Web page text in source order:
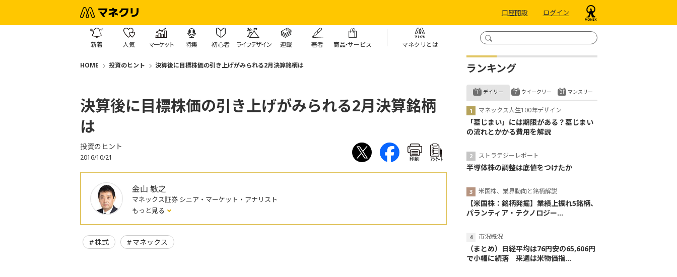
口座開設 ログイン
新着 人気 マーケット 特集 初心者 ライフデザイン 連載 著者 商品・サービス マネクリとは
HOME 投資のヒント 決算後に目標株価の引き上げがみられる2月決算銘柄は
決算後に目標株価の引き上げがみられる2月決算銘柄
は
投資のヒント
2016/10/21 印刷 ｱﾝｹｰﾄ
金山 敏之
マネックス証券 シニア・マーケット・アナリスト
もっと見る
株式 マネックス
ランキング
デイリー
マネックス人生100年デザイン
「墓じまい」には期限がある？墓じまい
の流れとかかる費用を解説
ストラテジーレポート
半導体株の調整は底値をつけたか
米国株、業界動向と銘柄解説
【米国株：銘柄発掘】業績上振れ5銘柄、
パランティア・テクノロジー...
市況概況
（まとめ）日経平均は76円安の65,606円
で小幅に続落 来週は米物価指...
ウイークリー マンスリー